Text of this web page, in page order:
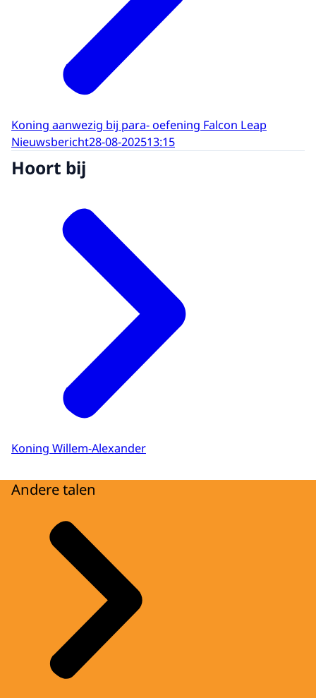
Koning aanwezig bij para- oefening Falcon Leap
Nieuwsbericht28-08-202513:15
Hoort bij
Koning Willem-Alexander
Andere talen